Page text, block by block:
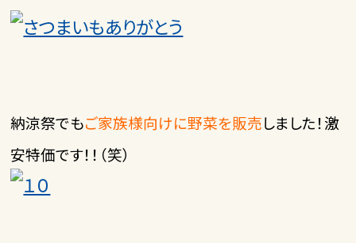
納涼祭でもご家族様向けに野菜を販売しました！激
安特価です！！（笑）